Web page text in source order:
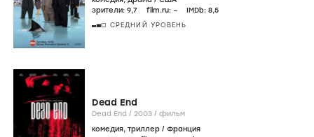
зрители: 9,7 film.ru: – IMDb: 8,5
СРЕДНИЙ УРОВЕНЬ
Dead End
Dead End / 2003 / фильм
комедия, триллер / Франция